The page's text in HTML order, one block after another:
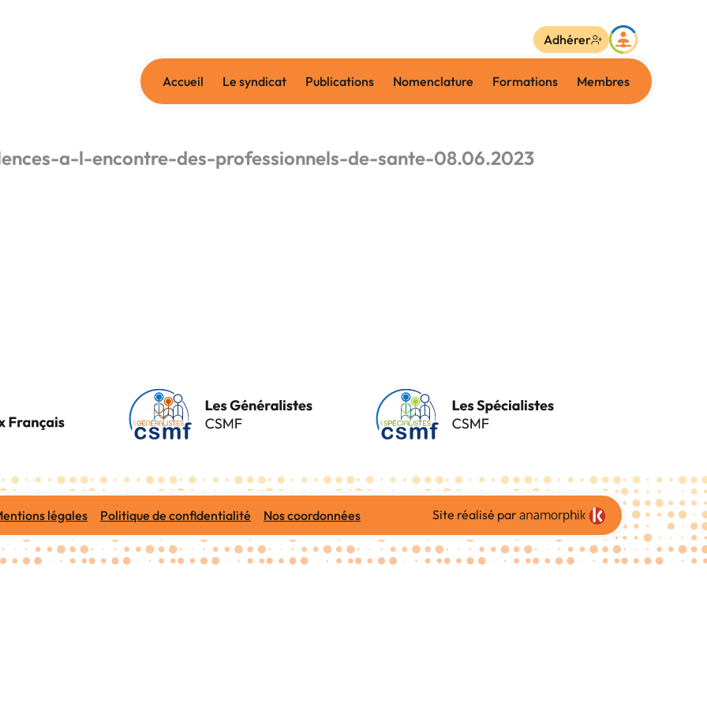
Accueil Le syndicat Publications Nomenclature Formations Membres
Adhérer
a-l-encontre-des-professionnels-de-sante-08.06.2023
légales Politique de confidentialité Nos coordonnées Site réalisé par